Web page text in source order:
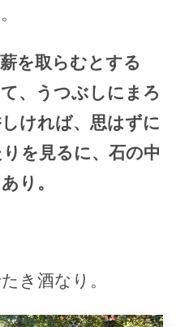
を取らむとする
、うつぶしにまろ
ければ、思はずに
を見るに、石の中
り。
き酒なり。